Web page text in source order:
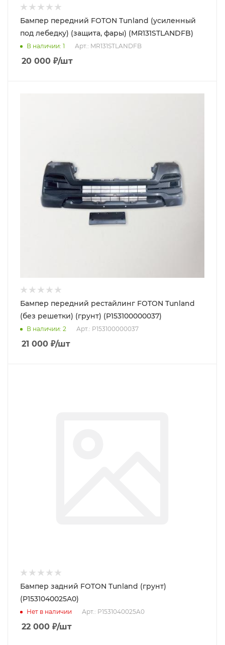
Бампер передний FOTON Tunland (усиленный
под лебедку) (защита, фары) (MR131STLANDFB)
В наличии: 1 Арт.: MR131STLANDFB
20 000 ₽/шт
Бампер передний рестайлинг FOTON Tunland
(без решетки) (грунт) (P153100000037)
В наличии: 2 Арт.: P153100000037
21 000 ₽/шт
Бампер задний FOTON Tunland (грунт)
(P1531040025A0)
Нет в наличии Арт.: P1531040025A0
22 000 ₽/шт